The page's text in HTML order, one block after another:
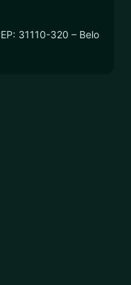
31110-320 – Belo